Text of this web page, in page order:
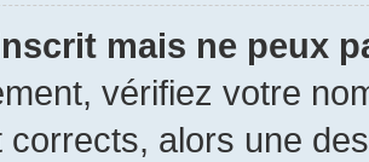
mais ne peux
vérifiez votre
corrects, alors une